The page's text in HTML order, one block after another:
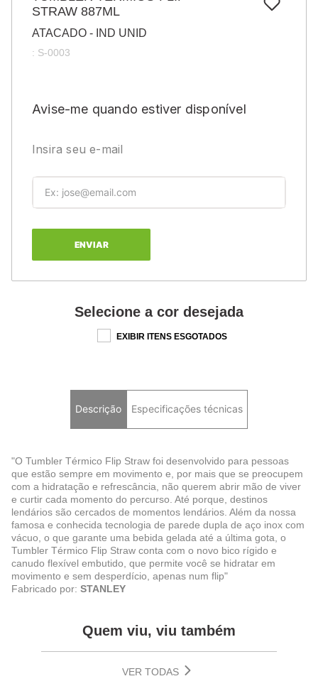
STRAW 887ML
ATACADO - IND UNID
: S-0003
Avise-me quando estiver disponível
Insira seu e-mail
ENVIAR
Selecione a cor desejada
EXIBIR ITENS ESGOTADOS
Descrição Especificações técnicas
"O Tumbler Térmico Flip Straw foi desenvolvido para pessoas
que estão sempre em movimento e, por mais que se preocupem
com a hidratação e refrescância, não querem abrir mão de viver
e curtir cada momento do percurso. Até porque, destinos
lendários são cercados de momentos lendários. Além da nossa
famosa e conhecida tecnologia de parede dupla de aço inox com
vácuo, o que garante uma bebida gelada até a última gota, o
Tumbler Térmico Flip Straw conta com o novo bico rígido e
canudo flexível embutido, que permite você se hidratar em
movimento e sem desperdício, apenas num flip"
Fabricado por: STANLEY
Quem viu, viu também
VER TODAS
papel
cola
barbante